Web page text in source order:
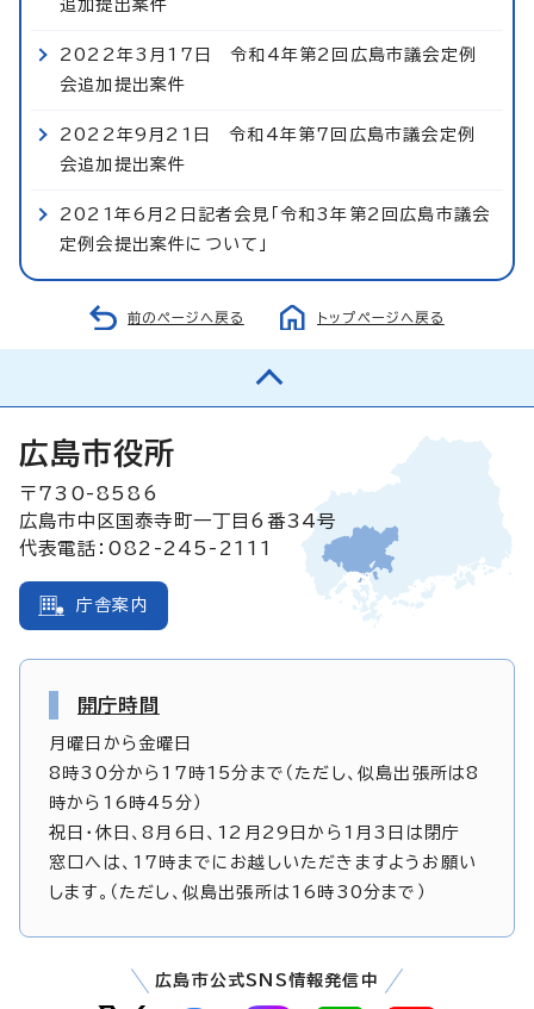
追加提出案件
2022年3月17日 令和4年第2回広島市議会定例
会追加提出案件
2022年9月21日 令和4年第7回広島市議会定例
会追加提出案件
2021年6月2日記者会見「令和3年第2回広島市議会
定例会提出案件について」
前のページへ戻る トップページへ戻る
広島市役所
〒730-8586
広島市中区国泰寺町一丁目6番34号
代表電話：082-245-2111
庁舎案内
開庁時間
月曜日から金曜日
8時30分から17時15分まで（ただし、似島出張所は8
時から16時45分）
祝日・休日、8月6日、12月29日から1月3日は閉庁
窓口へは、17時までにお越しいただきますようお願い
します。（ただし、似島出張所は16時30分まで）
広島市公式SNS情報発信中